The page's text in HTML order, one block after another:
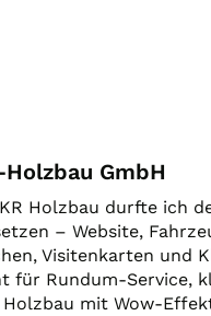
Holzbau GmbH
Holzbau durfte ich
– Website,
Visitenkarten und
für Rundum-Service,
Holzbau mit Wow-